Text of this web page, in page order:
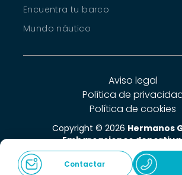
Contactar
Encuentra tu barco
Mundo náutico
Copyright © 2026 Hermanos
Embarcaciones
Créditos
Aviso legal
Política de
Política de cookies